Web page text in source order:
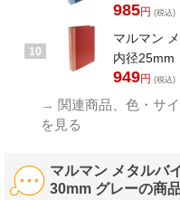
985円 (税込)
10
マルマン
内径25mm
949円 (税込)
→ 関連商品、色・サ
を見る
マルマン メタルバ
30mm グレーの商